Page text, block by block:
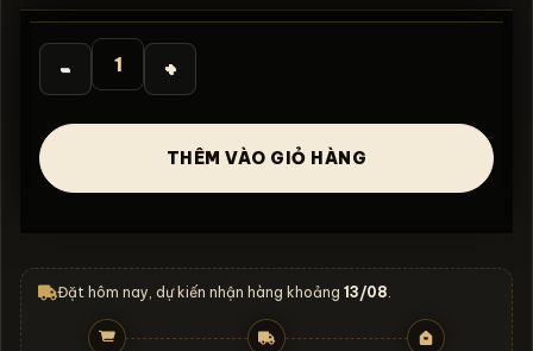
là:
420.000₫.
tại
Áo thun Kimetsu no Yaiba Gyomei Raging Disciple -
THÊM VÀO GIỎ HÀNG
Đặt hôm nay, dự kiến nhận hàng khoảng 13/08.